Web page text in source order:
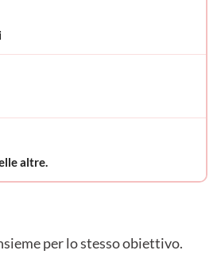
altre.
per lo stesso obiettivo.